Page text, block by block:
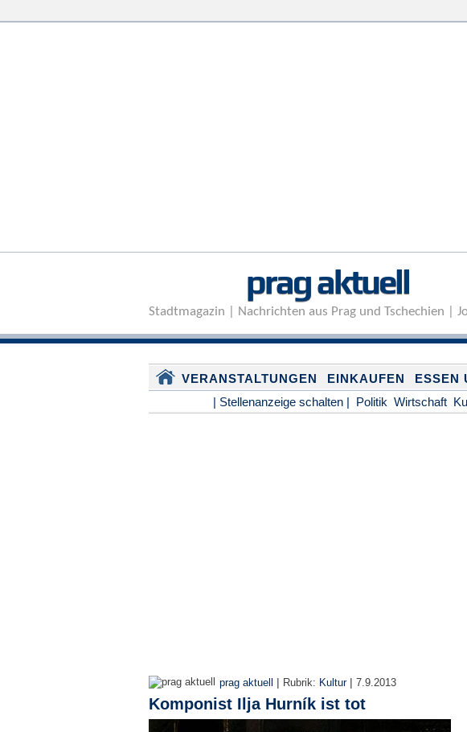
prag aktuell
Stadtmagazin | Nachrichten aus Prag und Tschechien |
VERANSTALTUNGEN EINKAUFEN ESSEN
| Stellenanzeige schalten | Politik Wirtschaft
prag aktuell | Rubrik: Kultur | 7.9.2013
Komponist Ilja Hurník ist tot